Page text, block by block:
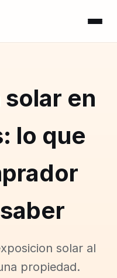
en
lo que
solar al
propiedad.